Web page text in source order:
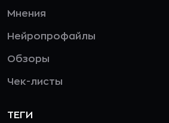
Мнения
Нейропрофайлы
Обзоры
Чек-листы
ТЕГИ